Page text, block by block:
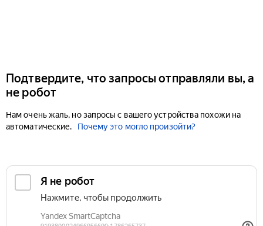
Подтвердите, что запросы отправляли вы, а
не робот
Нам очень жаль, но запросы с вашего устройства похожи на
автоматические.
Почему это могло произойти?